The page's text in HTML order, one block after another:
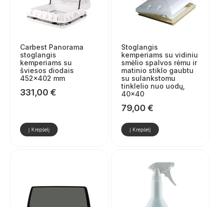
Carbest Panorama
stoglangis
kemperiams su
šviesos diodais
452×402 mm
331,00 €
Į Krepšelį
Stoglangis
kemperiams su vidiniu
smėlio spalvos rėmu ir
matinio stiklo gaubtu
su sulankstomu
tinklelio nuo uodų,
40×40
79,00 €
Į Krepšelį